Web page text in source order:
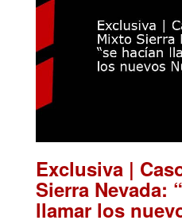
Exclusiva |
Sierra Nevada:
llamar los